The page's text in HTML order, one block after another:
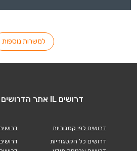
למשרות נוספות
דרושים IL אתר הדרושים של ישראל
דרושים לפי קטגוריות
דרושים כל הקטגוריות